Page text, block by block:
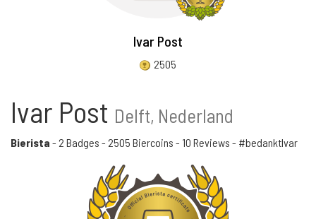
Ivar Post
2505
Ivar Post Delft, Nederland
Bierista - 2 Badges - 2505 Biercoins - 10 Reviews - #bedanktIvar